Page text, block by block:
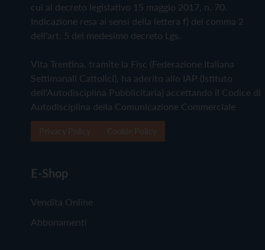
cui al decreto legislativo 15 maggio 2017, n. 70.
Indicazione resa ai sensi della lettera f) del comma 2
dell'art. 5 del medesimo decreto Lgs.
Vita Trentina, tramite la Fisc (Federazione Italiana
Settimanali Cattolici), ha aderito allo IAP (Istituto
dell'Autodisciplina Pubblicitaria) accettando il Codice di
Autodisciplina della Comunicazione Commerciale
E-Shop
Vendita Online
Abbonamenti